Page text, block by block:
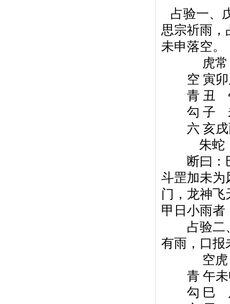
占验一、
思宗祈雨，
未申落空。
虎常
空 寅卯
青 丑 午
勾 子 未
六 亥戌
朱蛇
断曰：巳
斗罡加未为
门，龙神
甲日小雨者
占验二、
有雨，口报
空虎
青 午未
勾 巳 戌